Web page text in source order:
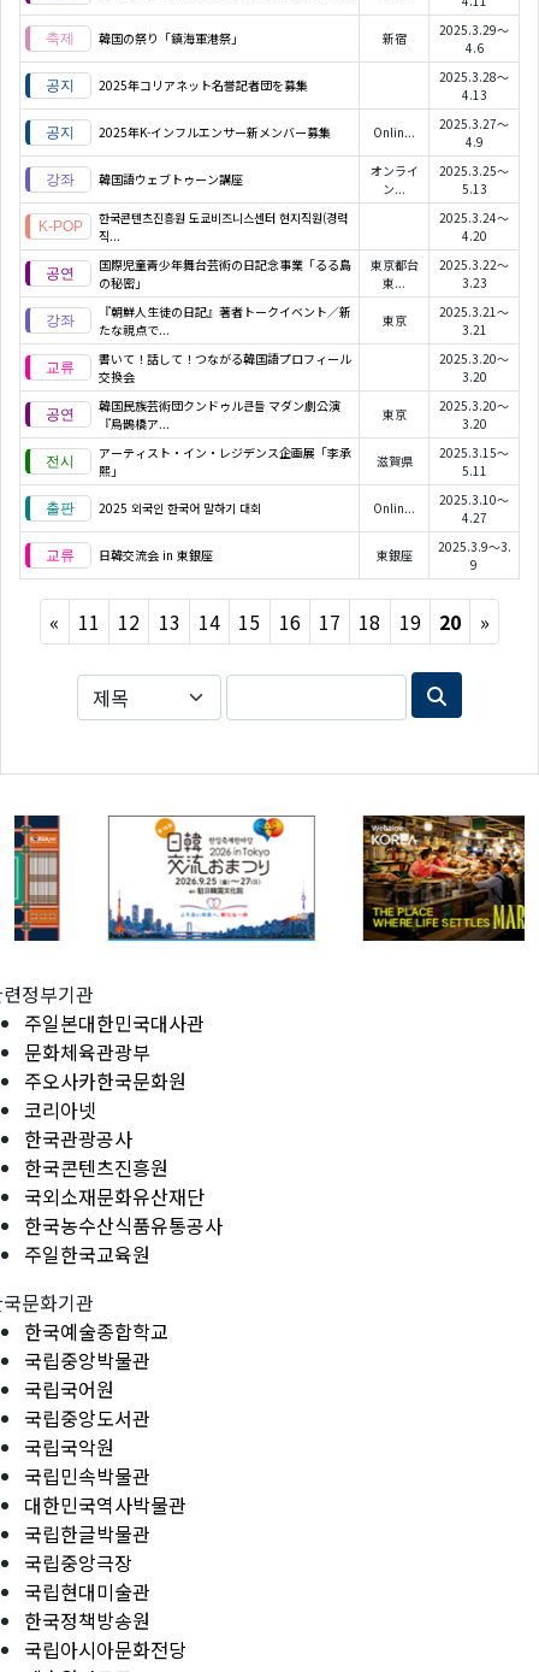
韓国の祭り「鎮海軍港祭」 新宿
2025.3.29～
4.6
2025年コリアネット名誉記者団を募集
2025.3.28～
4.13
2025年K-インフルエンサー新メンバー募集 Onlin...
2025.3.27～
4.9
韓国語ウェブトゥーン講座
オンライ
ン...
2025.3.25～
5.13
한국콘텐츠진흥원 도쿄비즈니스센터 현지직원(경력
직...
2025.3.24～
4.20
国際児童青少年舞台芸術の日記念事業「るる島
の秘密」
東京都台
東...
2025.3.22～
3.23
『朝鮮人生徒の日記』著者トークイベント／新
たな視点で...
東京
2025.3.21～
3.21
書いて！話して！つながる韓国語プロフィール
交換会
2025.3.20～
3.20
韓国民族芸術団クンドゥル큰들 マダン劇公演
『烏鵲橋ア...
東京
2025.3.20～
3.20
アーティスト・イン・レジデンス企画展「李承
熙」
滋賀県
2025.3.15～
5.11
2025 외국인 한국어 말하기 대회 Onlin...
2025.3.10～
4.27
日韓交流会 in 東銀座 東銀座
2025.3.9～3.
9
« Previous
11 12 13 14 15 16 17 18 19 20 »Next
정부기관
주일본대한민국대사관
문화체육관광부
주오사카한국문화원
코리아넷
한국관광공사
한국콘텐츠진흥원
국외소재문화유산재단
한국농수산식품유통공사
주일한국교육원
문화기관
한국예술종합학교
국립중앙박물관
국립국어원
국립중앙도서관
국립국악원
국립민속박물관
대한민국역사박물관
국립한글박물관
국립중앙극장
국립현대미술관
한국정책방송원
국립아시아문화전당